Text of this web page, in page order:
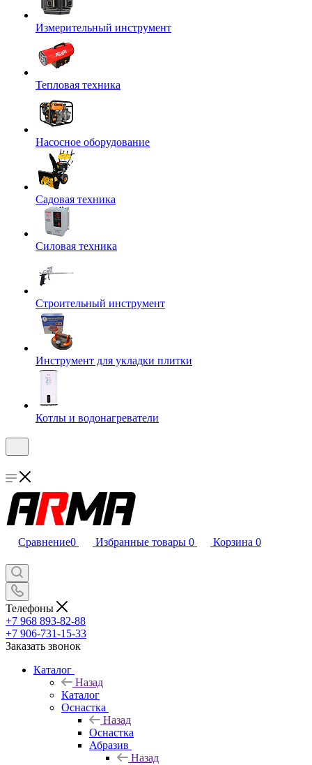
Измерительный инструмент
Тепловая техника
Насосное оборудование
Садовая техника
Силовая техника
Строительный инструмент
Инструмент для укладки плитки
Котлы и водонагреватели
Сравнение0 Избранные товары 0 Корзина 0
Телефоны
+7 968 893-82-88
+7 906-731-15-33
Заказать звонок
Каталог
Назад
Каталог
Оснастка
Назад
Оснастка
Абразив
Назад